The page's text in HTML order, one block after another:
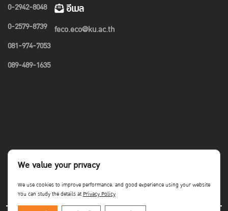
0-2942-8048
0-2579-8739
081-974-7053
089-489-1635
อีเมล
feco.eco@ku.ac.th
We value your privacy
We use cookies to improve performance. and good experience using your website
You can study the details atPrivacy Policy